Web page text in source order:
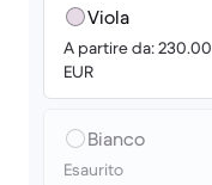
Viola
A partire da: 230.00
EUR
Bianco
Esaurito